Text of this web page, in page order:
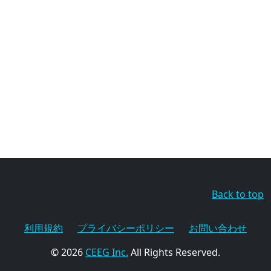
Back to top
利用規約 プライバシーポリシー
お問い合わせ
© 2026 CEEG Inc. All Rights Reserved.